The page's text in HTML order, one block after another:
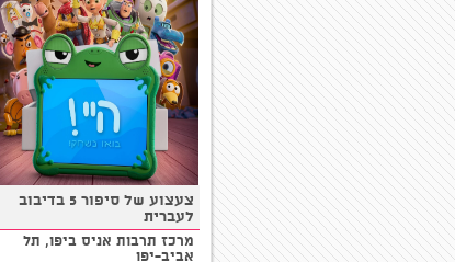
צעצוע של סיפור 5 בדיבוב
לעברית
מרכז תרבות אניס ביפו, תל
אביב-יפו
סדנת יצירה: בועות מציירות
אולם צדפה, נמל יפו
יום שבת 15-08-26 בשעה 10:30